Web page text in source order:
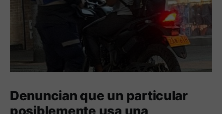
Denuncian que un particular
posiblemente usa una